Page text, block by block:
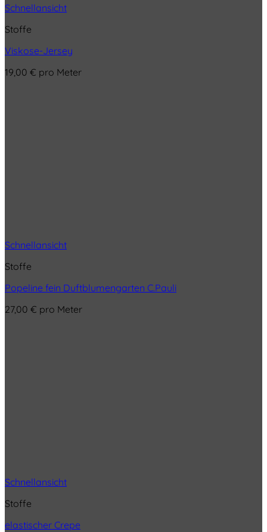
Schnellansicht
Stoffe
Viskose-Jersey
19,00 € pro Meter
Schnellansicht
Stoffe
Popeline fein Duftblumengarten C.Pauli
27,00 € pro Meter
Schnellansicht
Stoffe
elastischer Crepe